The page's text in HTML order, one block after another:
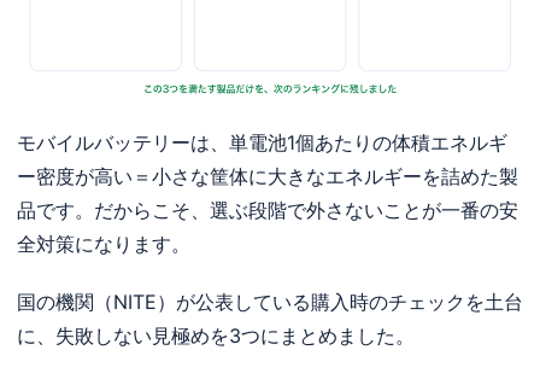
モバイルバッテリーは、単電池1個あたりの体積エネルギ
ー密度が高い＝小さな筐体に大きなエネルギーを詰めた製
品です。だからこそ、選ぶ段階で外さないことが一番の安
全対策になります。
国の機関（NITE）が公表している購入時のチェックを土台
に、失敗しない見極めを3つにまとめました。